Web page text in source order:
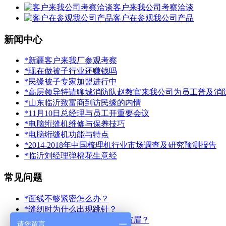
客户来我公司考察洽谈
客户在参观我公司产品
新闻中心
*新疆客户来我厂参观考察
*现在做被子行业还赚钱吗
*民缘被子专家加盟进行中
*高层领导特请聊城消防队赵教官来我公司为员工普及消
*山东临沂致富商到访民缘的内情
*11月10日总经理与员工开重要会议
*电脑绗缝机维修与保养技巧
*电脑绗缝机功能与特点
*2014-2018年中国梳理机行业市场调查及研究预测报告
*临沂刘经理弹棉花生意经
常见问题
*面线不够紧密怎么办？
*缝纫时为什么出现跳针？
*为什么绗缝出的被子有大量皱眉？
请您留言